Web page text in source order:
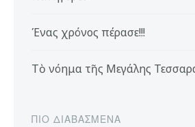
Ένας χρόνος πέρασε!!!
Τὸ νόημα τῆς Μεγάλης
ΠΙΟ ΔΙΑΒΑΣΜΈΝΑ